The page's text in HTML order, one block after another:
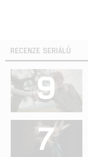
RECENZE SERIÁLŮ
9
7